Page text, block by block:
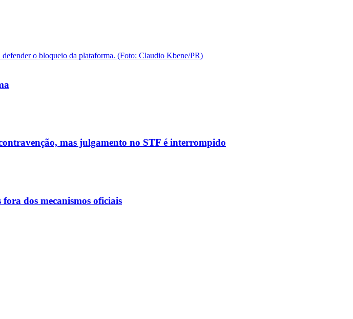
mas julgamento no STF é interrompido
dos mecanismos oficiais